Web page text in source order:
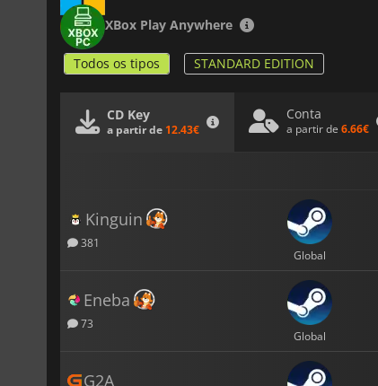
XBox Play Anywhere
Todos os tipos STANDARD EDITION
CD Key
a partir de 12.43€
Conta
a partir de 6.66€
Kinguin
381
Global
Eneba
73
Global
G2A